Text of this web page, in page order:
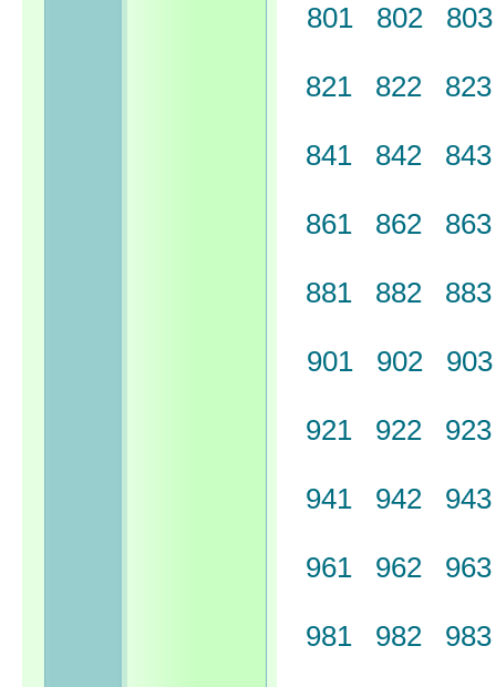
801 802
821 822
841 842
861 862
881 882
901 902
921 922
941 942
961 962
981 982